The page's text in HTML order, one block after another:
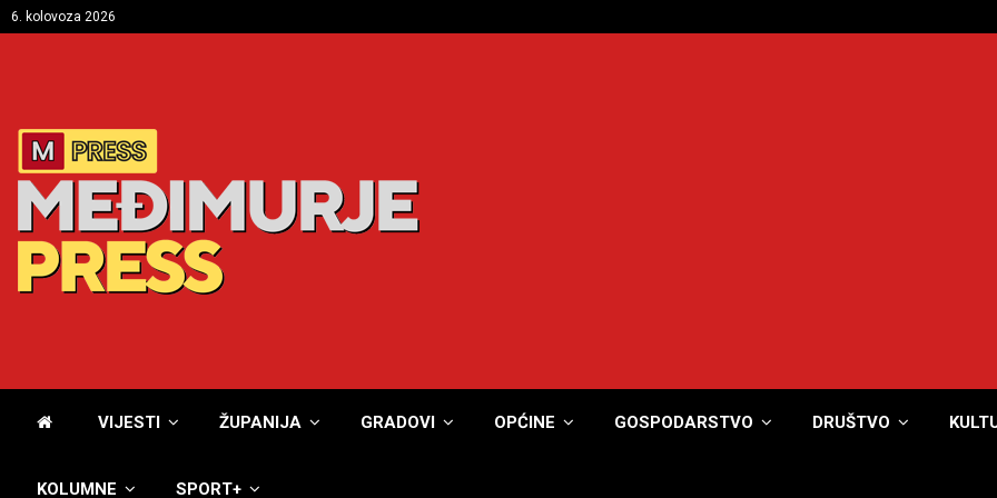
6. kolovoza 2026
VIJESTI ŽUPANIJA GRADOVI OPĆINE GOSPODARSTVO DRUŠTVO
KOLUMNE SPORT+